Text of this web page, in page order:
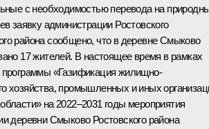
с необходимостью перевода на
заявку администрации Ростовского
района сообщено, что в деревне Смыково
17 жителей. В настоящее время в рамках
программы «Газификация жилищно-
хозяйства, промышленных и иных
на 2022–2031 годы мероприятия
деревни Смыково Ростовского района